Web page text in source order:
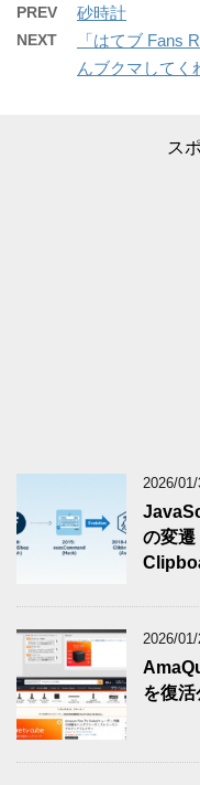
PREV 砂時計
NEXT
「はてブ Fans
んブクマしてく
ス
2026/
の変
2026/
を復活